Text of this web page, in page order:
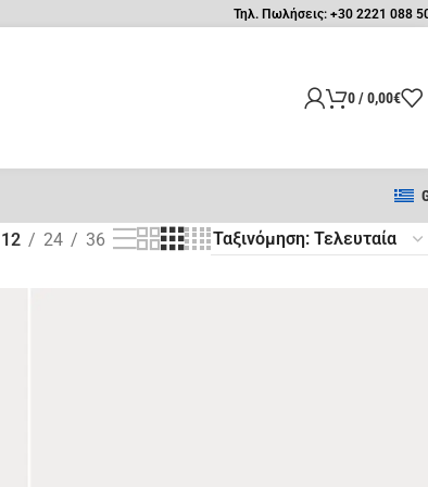
Τηλ. Πωλήσεις: +30 2221 088
0/0,00€
12 24 36